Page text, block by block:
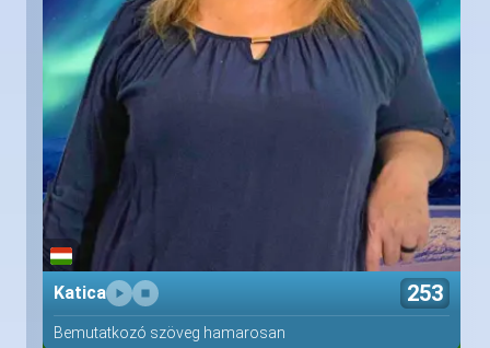
Katica 253
Bemutatkozó szöveg hamarosan